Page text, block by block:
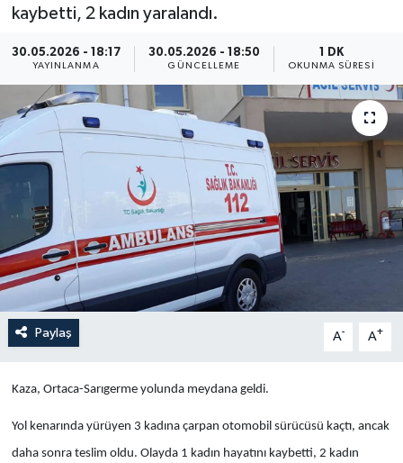
kaybetti, 2 kadın yaralandı.
30.05.2026 - 18:17
YAYINLANMA
30.05.2026 - 18:50
GÜNCELLEME
1 DK
OKUNMA SÜRESI
Paylaş A- A+
Kaza, Ortaca-Sarıgerme yolunda meydana geldi.
Yol kenarında yürüyen 3 kadına çarpan otomobil sürücüsü kaçtı, ancak
daha sonra teslim oldu. Olayda 1 kadın hayatını kaybetti, 2 kadın
Yaşam
Anali̇z
Bi̇li̇m & Teknoloji̇
Dünya
Eği̇ti̇m